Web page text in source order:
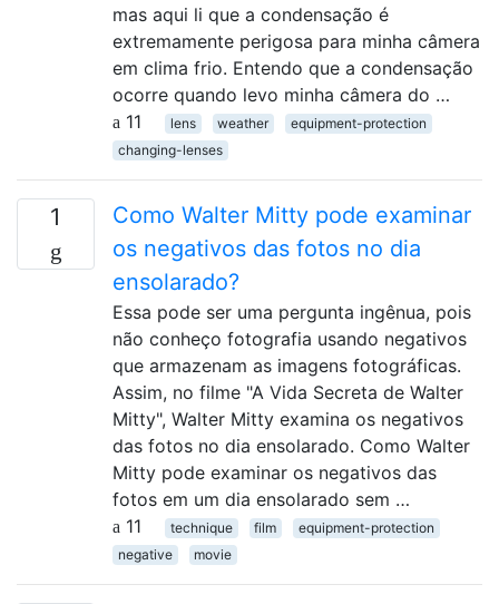
mas aqui li que a condensação é
extremamente perigosa para minha câmera
em clima frio. Entendo que a condensação
ocorre quando levo minha câmera do …
11
lens weather
equipment-protection
changing-lenses
1
Como Walter Mitty pode examinar
os negativos das fotos no dia
ensolarado?
Essa pode ser uma pergunta ingênua, pois
não conheço fotografia usando negativos
que armazenam as imagens fotográficas.
Assim, no filme "A Vida Secreta de Walter
Mitty", Walter Mitty examina os negativos
das fotos no dia ensolarado. Como Walter
Mitty pode examinar os negativos das
fotos em um dia ensolarado sem …
11
technique film
equipment-protection
negative
movie